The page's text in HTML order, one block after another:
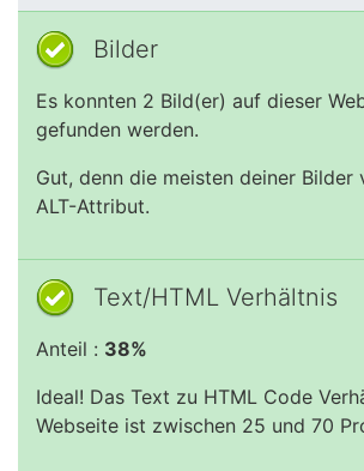
Bilder
Es konnten 2 Bild(er) auf dieser
gefunden werden.
Gut, denn die meisten deiner Bilder
ALT-Attribut.
Text/HTML Verhältnis
Anteil : 38%
Ideal! Das Text zu HTML Code
Webseite ist zwischen 25 und 70